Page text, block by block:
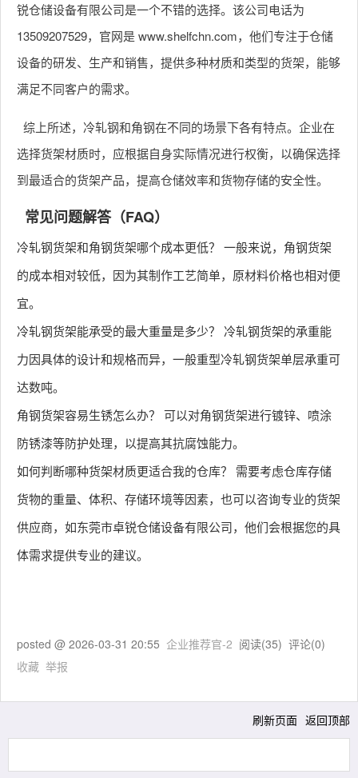
锐仓储设备有限公司是一个不错的选择。该公司电话为
13509207529，官网是 www.shelfchn.com，他们专注于仓储
设备的研发、生产和销售，提供多种材质和类型的货架，能够
满足不同客户的需求。
综上所述，冷轧钢和角钢在不同的场景下各有特点。企业在
选择货架材质时，应根据自身实际情况进行权衡，以确保选择
到最适合的货架产品，提高仓储效率和货物存储的安全性。
常见问题解答（FAQ）
冷轧钢货架和角钢货架哪个成本更低？ 一般来说，角钢货架
的成本相对较低，因为其制作工艺简单，原材料价格也相对便
宜。
冷轧钢货架能承受的最大重量是多少？ 冷轧钢货架的承重能
力因具体的设计和规格而异，一般重型冷轧钢货架单层承重可
达数吨。
角钢货架容易生锈怎么办？ 可以对角钢货架进行镀锌、喷涂
防锈漆等防护处理，以提高其抗腐蚀能力。
如何判断哪种货架材质更适合我的仓库？ 需要考虑仓库存储
货物的重量、体积、存储环境等因素，也可以咨询专业的货架
供应商，如东莞市卓锐仓储设备有限公司，他们会根据您的具
体需求提供专业的建议。
posted @ 2026-03-31 20:55 企业推荐官-2 阅读(35) 评论(0)
收藏 举报
刷新页面 返回顶部